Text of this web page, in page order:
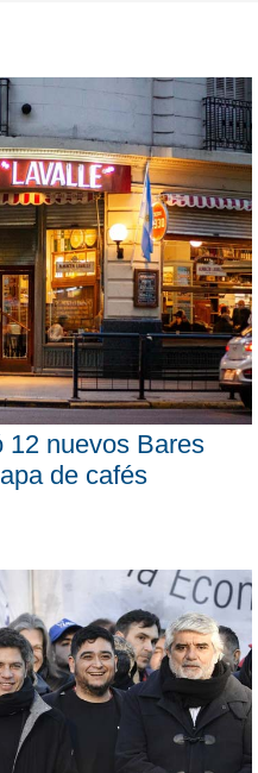
12 nuevos Bares
de cafés